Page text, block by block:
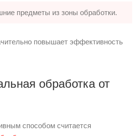
предметы из зоны обработки.
повышает эффективность
обработка от
способом считается